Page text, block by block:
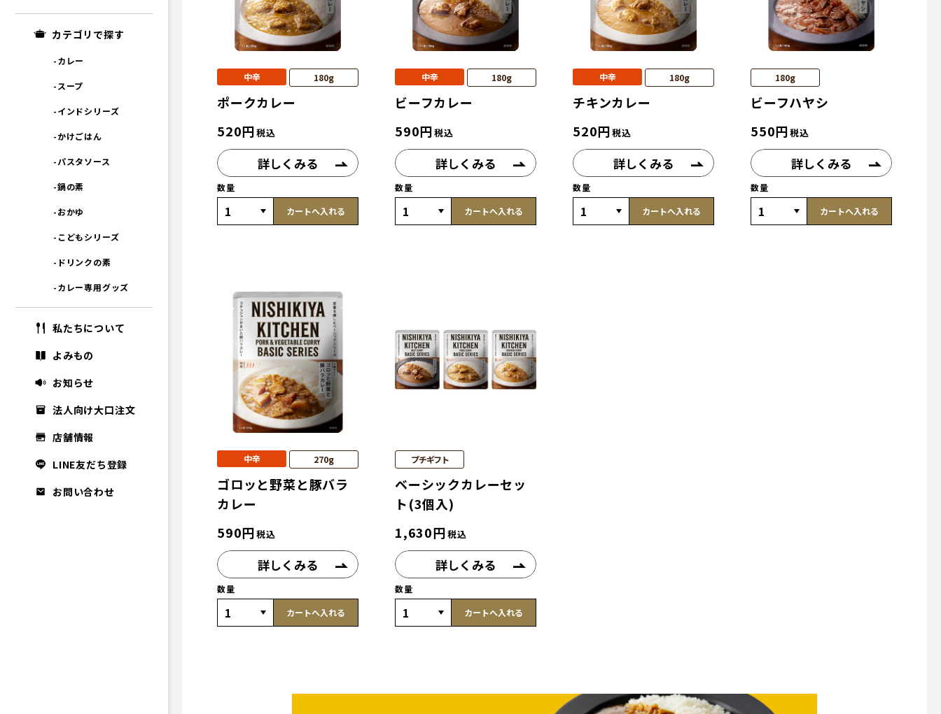
カテゴリで探す
-カレー
-スープ
-インドシリーズ
-かけごはん
-パスタソース
-鍋の素
-おかゆ
-こどもシリーズ
-ドリンクの素
-カレー専用グッズ
私たちについて
よみもの
お知らせ
法人向け大口注文
店舗情報
LINE友だち登録
お問い合わせ
中辛 180g
ポークカレー
520円税込
詳しくみる
数量
カートへ入れる
中辛 180g
ビーフカレー
590円税込
詳しくみる
数量
カートへ入れる
中辛 180g
チキンカレー
520円税込
詳しくみる
数量
カートへ入れる
180g
ビーフハヤシ
550円税込
詳しくみる
数量
カートへ入れる
中辛 270g
ゴロッと野菜と豚バラ
カレー
590円税込
詳しくみる
数量
カートへ入れる
プチギフト
ベーシックカレーセッ
ト(3個入)
1,630円税込
詳しくみる
数量
カートへ入れる